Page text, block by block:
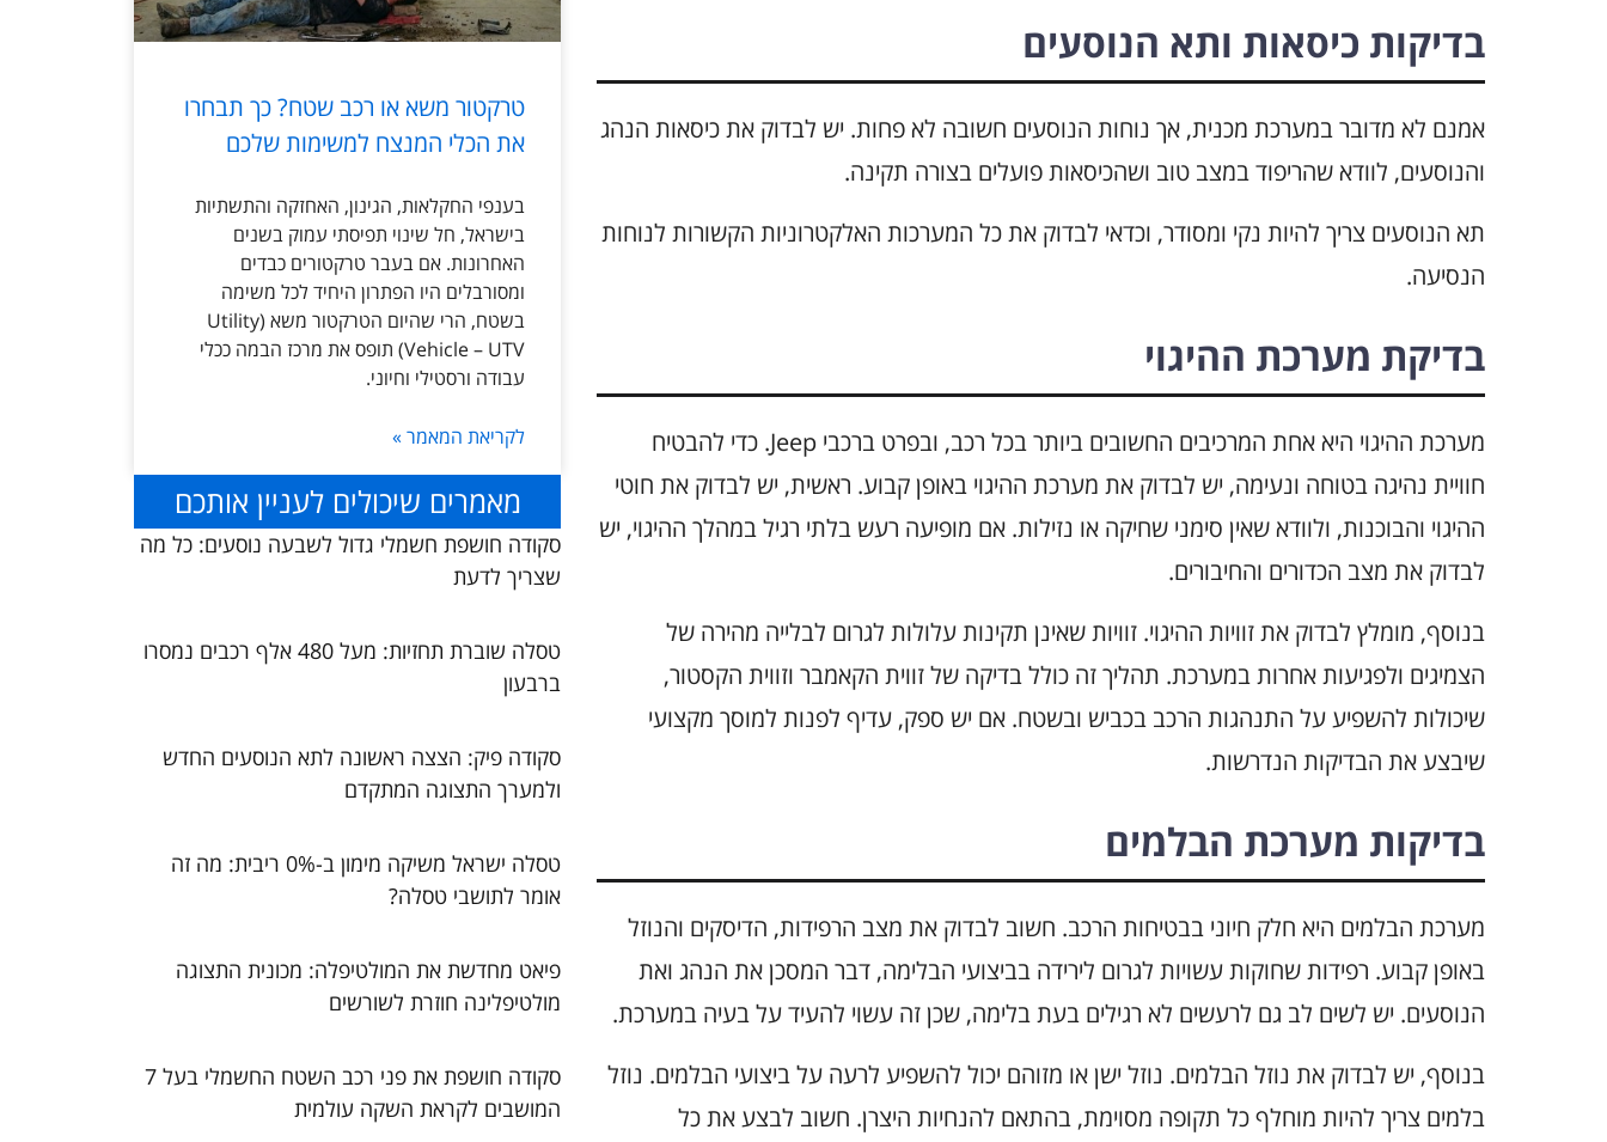
בדיקות כיסאות ותא הנוסעים
אמנם לא מדובר במערכת מכנית, אך נוחות הנוסעים חשובה לא פחות. יש לבדוק את כיסאות הנהג
והנוסעים, לוודא שהריפוד במצב טוב ושהכיסאות פועלים בצורה תקינה.
תא הנוסעים צריך להיות נקי ומסודר, וכדאי לבדוק את כל המערכות האלקטרוניות הקשורות לנוחות
הנסיעה.
בדיקת מערכת ההיגוי
מערכת ההיגוי היא אחת המרכיבים החשובים ביותר בכל רכב, ובפרט ברכבי Jeep. כדי להבטיח
חוויית נהיגה בטוחה ונעימה, יש לבדוק את מערכת ההיגוי באופן קבוע. ראשית, יש לבדוק את חוטי
ההיגוי והבוכנות, ולוודא שאין סימני שחיקה או נזילות. אם מופיעה רעש בלתי רגיל במהלך ההיגוי, יש
לבדוק את מצב הכדורים והחיבורים.
בנוסף, מומלץ לבדוק את זוויות ההיגוי. זוויות שאינן תקינות עלולות לגרום לבלייה מהירה של
הצמיגים ולפגיעות אחרות במערכת. תהליך זה כולל בדיקה של זווית הקאמבר וזווית הקסטור,
שיכולות להשפיע על התנהגות הרכב בכביש ובשטח. אם יש ספק, עדיף לפנות למוסך מקצועי
שיבצע את הבדיקות הנדרשות.
בדיקות מערכת הבלמים
מערכת הבלמים היא חלק חיוני בבטיחות הרכב. חשוב לבדוק את מצב הרפידות, הדיסקים והנוזל
באופן קבוע. רפידות שחוקות עשויות לגרום לירידה בביצועי הבלימה, דבר המסכן את הנהג ואת
הנוסעים. יש לשים לב גם לרעשים לא רגילים בעת בלימה, שכן זה עשוי להעיד על בעיה במערכת.
בנוסף, יש לבדוק את נוזל הבלמים. נוזל ישן או מזוהם יכול להשפיע לרעה על ביצועי הבלמים. נוזל
בלמים צריך להיות מוחלף כל תקופה מסוימת, בהתאם להנחיות היצרן. חשוב לבצע את כל
טרקטור משא או רכב שטח? כך תבחרו
את הכלי המנצח למשימות שלכם
בענפי החקלאות, הגינון, האחזקה והתשתיות
בישראל, חל שינוי תפיסתי עמוק בשנים
האחרונות. אם בעבר טרקטורים כבדים
ומסורבלים היו הפתרון היחיד לכל משימה
בשטח, הרי שהיום הטרקטור משא (Utility
Vehicle – UTV) תופס את מרכז הבמה ככלי
עבודה ורסטילי וחיוני.
לקריאת המאמר »
מאמרים שיכולים לעניין אותכם
סקודה חושפת חשמלי גדול לשבעה נוסעים: כל מה
שצריך לדעת
טסלה שוברת תחזיות: מעל 480 אלף רכבים נמסרו
ברבעון
סקודה פיק: הצצה ראשונה לתא הנוסעים החדש
ולמערך התצוגה המתקדם
טסלה ישראל משיקה מימון ב-0% ריבית: מה זה
אומר לתושבי טסלה?
פיאט מחדשת את המולטיפלה: מכונית התצוגה
מולטיפלינה חוזרת לשורשים
סקודה חושפת את פני רכב השטח החשמלי בעל 7
המושבים לקראת השקה עולמית